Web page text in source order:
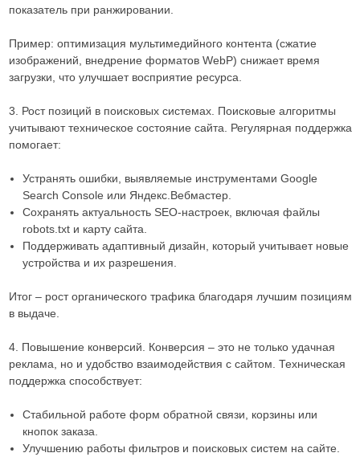
показатель при ранжировании.
Пример: оптимизация мультимедийного контента (сжатие
изображений, внедрение форматов WebP) снижает время
загрузки, что улучшает восприятие ресурса.
3. Рост позиций в поисковых системах. Поисковые алгоритмы
учитывают техническое состояние сайта. Регулярная поддержка
помогает:
Устранять ошибки, выявляемые инструментами Google
Search Console или Яндекс.Вебмастер.
Сохранять актуальность SEO-настроек, включая файлы
robots.txt и карту сайта.
Поддерживать адаптивный дизайн, который учитывает новые
устройства и их разрешения.
Итог – рост органического трафика благодаря лучшим позициям
в выдаче.
4. Повышение конверсий. Конверсия – это не только удачная
реклама, но и удобство взаимодействия с сайтом. Техническая
поддержка способствует:
Стабильной работе форм обратной связи, корзины или
кнопок заказа.
Улучшению работы фильтров и поисковых систем на сайте.